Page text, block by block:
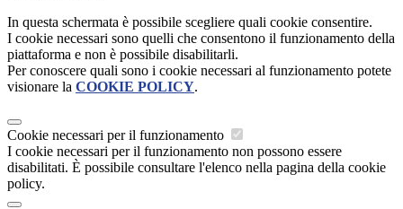
In questa schermata è possibile scegliere quali cookie consentire.
I cookie necessari sono quelli che consentono il funzionamento della
piattaforma e non è possibile disabilitarli.
Per conoscere quali sono i cookie necessari al funzionamento potete
visionare la COOKIE POLICY.
Cookie necessari per il funzionamento
I cookie necessari per il funzionamento non possono essere
disabilitati. È possibile consultare l'elenco nella pagina della cookie
policy.